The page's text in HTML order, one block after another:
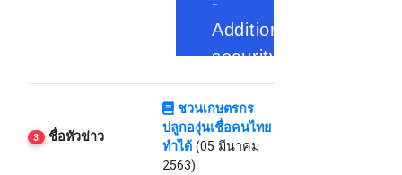
3 ชื่อหัวข่าว
ชวนเกษตรกร
ปลูกองุ่นเชื่อคนไทย
ทำได้ (05 มีนาคม
2563)